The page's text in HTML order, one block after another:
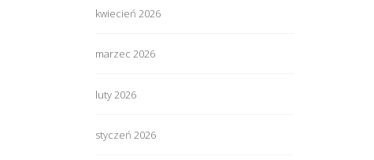
kwiecień 2026
marzec 2026
luty 2026
styczeń 2026